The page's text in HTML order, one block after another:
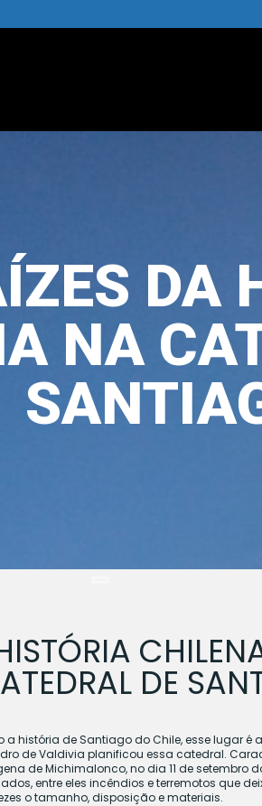
DA
NA
DE
a história de Santiago do Chile, esse lugar
de Valdivia planificou essa catedral.
de Michimalonco, no dia 11 de setembro
entre eles incêndios e terremotos que
o tamanho, disposição e materiais.